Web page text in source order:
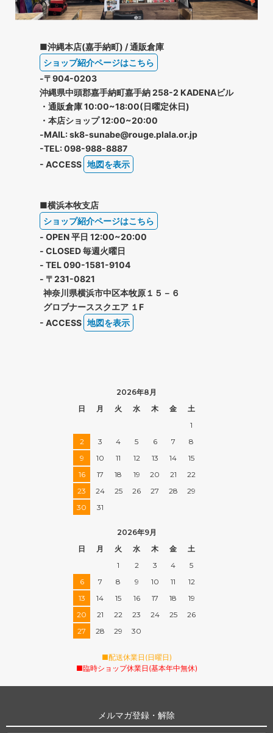
■沖縄本店(嘉手納町) / 通販倉庫
ショップ紹介ページはこちら
-〒904-0203
沖縄県中頭郡嘉手納町嘉手納 258-2 KADENAビル
・通販倉庫 10:00~18:00(日曜定休日)
・本店ショップ 12:00~20:00
-MAIL: sk8-sunabe@rouge.plala.or.jp
-TEL: 098-988-8887
- ACCESS 地図を表示
■横浜本牧支店
ショップ紹介ページはこちら
- OPEN 平日 12:00~20:00
- CLOSED 毎週火曜日
- TEL 090-1581-9104
- 〒231-0821
神奈川県横浜市中区本牧原１５－６
グロブナーススクエア １F
- ACCESS 地図を表示
2026年8月
日
月 火 水 木 金
土
1
2
3 4 5 6 7
8
9
10 11 12 13 14
15
16
17 18 19 20 21
22
23
24 25 26 27 28
29
30
31
2026年9月
日
月 火 水 木 金
土
1
2 3 4
5
6
7 8 9 10 11
12
13
14 15 16 17 18
19
20
21 22 23 24 25
26
27
28 29 30
■配送休業日(日曜日)
■臨時ショップ休業日(基本年中無休)
メルマガ登録・解除